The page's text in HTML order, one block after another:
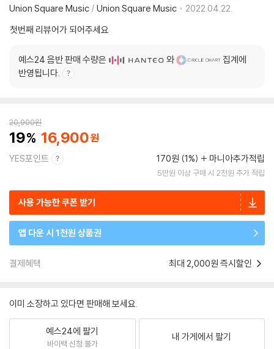
Union Square Music / Union Square Music
2022.04.22.
첫번째 리뷰어가 되어주세요
예스24 음반 판매 수량은 와
집계에
반영됩니다.
20,900원
19 16,900
YES포인트 170원 (1%) 마니아추가적립
5만원 이상 구매 시 2천원 추가 적립
사용 가능한 쿠폰 받기
앱 다운 시 1천원 상품권
결제혜택 최대 2,000원 즉시할인
이미 소장하고 있다면 판매해 보세요.
예스24에 팔기
바이백 신청 불가
내 가게에서 팔기